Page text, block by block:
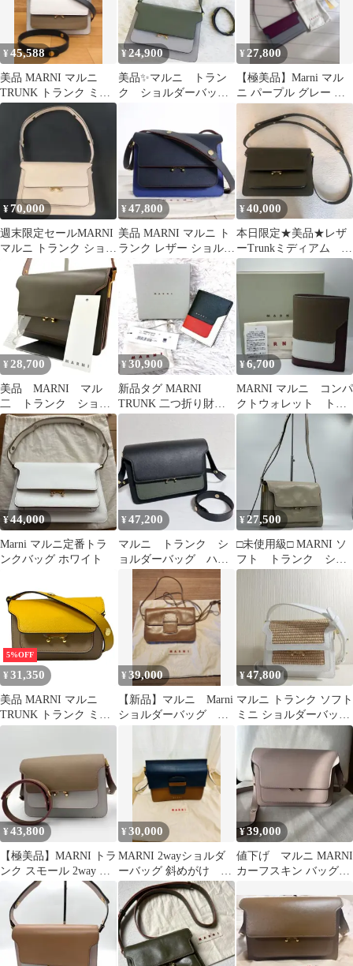
¥45,588
美品 MARNI マルニ
TRUNK トランク ミデ
ィアム ショルダーバッ
¥24,900
美品✨マルニ トラン
ク ショルダーバッ
¥ 27,800
【極美品】Marni マル
ニ パープル グレー シ
ョルダーバッグ
¥70,000
週末限定セールMARNI
マルニ トランク ショル
ダーバッグ ピンク
¥47,800
美品 MARNI マルニ ト
ランク レザー ショルダ
ー バッグ クロスボディ
¥40,000
本日限定★美品★レザ
ーTrunkミディアム
Marniマルニ
¥ 28,700
美品 MARNI マル
二 トランク ショル
ダーバック レザー
¥30,900
新品タグ MARNI
TRUNK 二つ折り財布
レザー 牛革 サフィアー
¥6,700
MARNI マルニ コンパ
クトウォレット トラ
ンク バイフォールドウ
¥44,000
Marni マルニ定番トラ
ンクバッグ ホワイト
¥47,200
マルニ トランク シ
ョルダーバッグ ハン
ドバッグ ミディア
ム サフィアーノ
¥27,500
□未使用級□ MARNI ソ
フト トランク ショ
ルダーバッグ レザ
5%OFF
¥ 31,350
美品 MARNI マルニ
TRUNK トランク ミニ
ショルダーバッグ クロ
ー イエロー ベージュ
上品 洗練 定番 人気 実
用的 お出かけ
¥39,000
【新品】マルニ Marni
ショルダーバッグ ト
¥47,800
マルニ トランク ソフト
ミニ ショルダーバッグ
かごバッグ
SBMP0075Q1
¥43,800
【極美品】MARNI トラ
ンク スモール 2way シ
ョルダーバッグ レザー
¥30,000
MARNI 2wayショルダ
ーバッグ 斜めがけ ト
ランク バイカラー
¥39,000
値下げ マルニ MARNI
カーフスキン バッグ
ピンク